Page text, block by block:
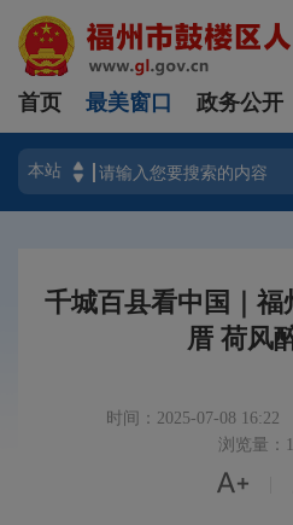
首页 最美窗口 政务公开
千城百县看中国｜
厝 荷风
时间：2025-07-08 16:22
浏览量：
